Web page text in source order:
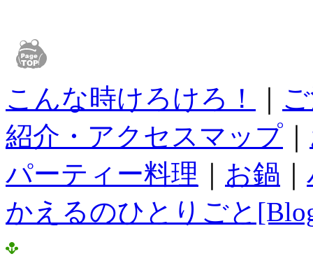
こんな時けろけろ！
紹介・アクセスマップ
パーティー料理
お鍋
かえるのひとりごと